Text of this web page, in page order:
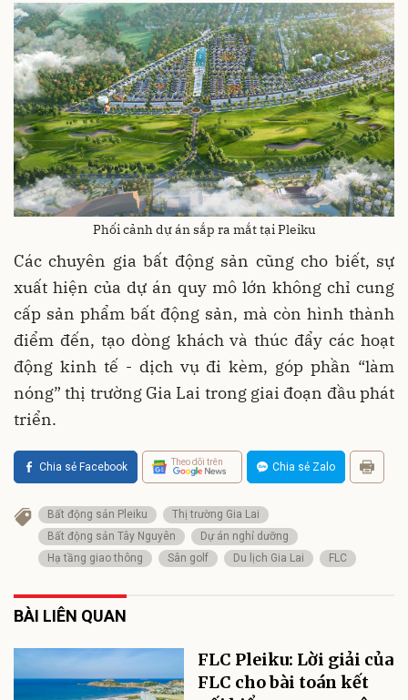
Phối cảnh dự án sắp ra mắt tại Pleiku
Các chuyên gia bất động sản cũng cho biết, sự
xuất hiện của dự án quy mô lớn không chỉ cung
cấp sản phẩm bất động sản, mà còn hình thành
điểm đến, tạo dòng khách và thúc đẩy các hoạt
động kinh tế - dịch vụ đi kèm, góp phần “làm
nóng” thị trường Gia Lai trong giai đoạn đầu phát
triển.
Chia sẻ Facebook Theo dõi trên Chia sẻ Zalo
Bất động sản Pleiku
Thị trường Gia Lai
Bất động sản Tây Nguyên
Dự án nghỉ dưỡng
Hạ tầng giao thông
Sân golf Du lịch Gia Lai FLC
BÀI LIÊN QUAN
FLC Pleiku: Lời giải của
FLC cho bài toán kết